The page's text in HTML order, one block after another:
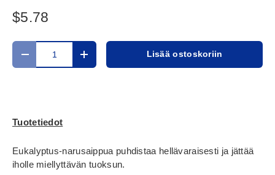
$5.78
Määrä
Translation missing: fi.cart.items.decrease_quantity
Translation missing:Lisää ostoskoriin
Tuotetiedot
Eukalyptus-narusaippua puhdistaa hellävaraisesti ja jättää
iholle miellyttävän tuoksun.